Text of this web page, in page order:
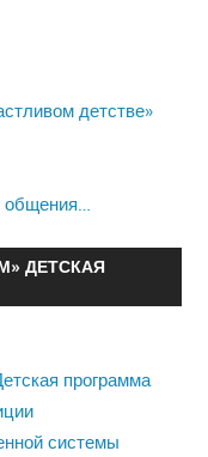
детстве»
общения…
ДЕТСКАЯ
программа
системы